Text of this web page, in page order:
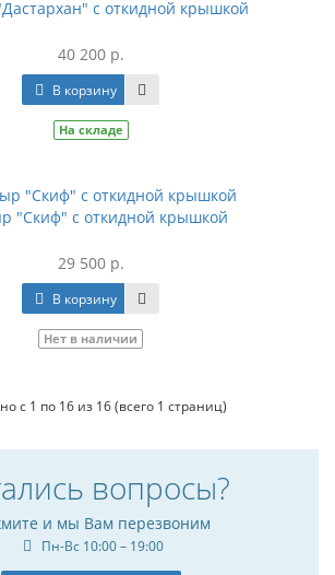
c откидной крышкой
40 200 р.
В корзину
На складе
"Скиф" с откидной крышкой
29 500 р.
В корзину
Нет в наличии
с 1 по 16 из 16 (всего 1 страниц)
вопросы?
и мы Вам перезвоним
Пн-Вс 10:00 – 19:00